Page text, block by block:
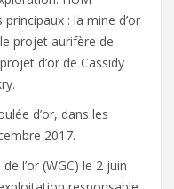
: la mine d’or
projet aurifère de
d’or de Cassidy
d’or, dans les
2017.
l’or (WGC) le 2 juin